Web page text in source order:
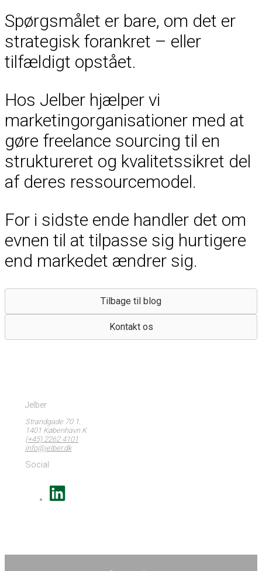
Spørgsmålet er bare, om det er
strategisk forankret – eller
tilfældigt opstået.
Hos Jelber hjælper vi
marketingorganisationer med at
gøre freelance sourcing til en
struktureret og kvalitetssikret del
af deres ressourcemodel.
For i sidste ende handler det om
evnen til at tilpasse sig hurtigere
end markedet ændrer sig.
Tilbage til blog
Kontakt os
Jelber
Strandgade 70 1.
1401 København K
(+45) 2262 4101
info@jelber.dk
Social